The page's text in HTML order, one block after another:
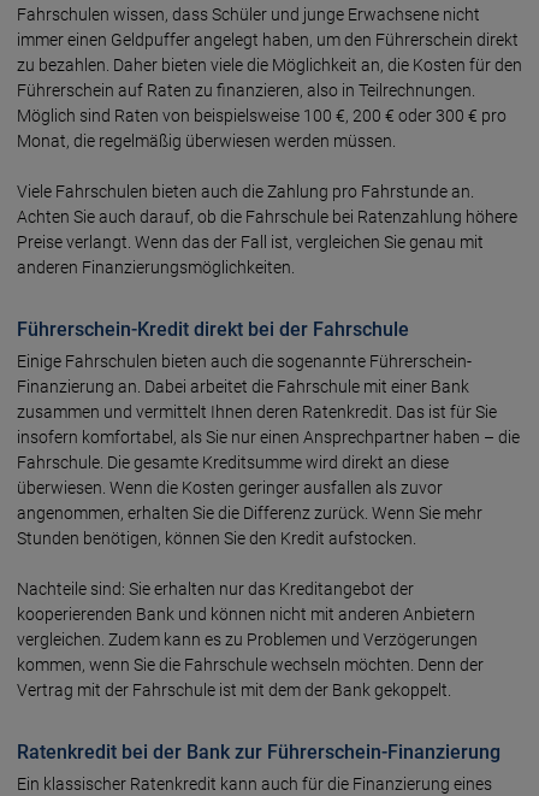
Fahrschulen wissen, dass Schüler und junge Erwachsene nicht
immer einen Geldpuffer angelegt haben, um den Führerschein direkt
zu bezahlen. Daher bieten viele die Möglichkeit an, die Kosten für den
Führerschein auf Raten zu finanzieren, also in Teilrechnungen.
Möglich sind Raten von beispielsweise 100 €, 200 € oder 300 € pro
Monat, die regelmäßig überwiesen werden müssen.
Viele Fahrschulen bieten auch die Zahlung pro Fahrstunde an.
Achten Sie auch darauf, ob die Fahrschule bei Ratenzahlung höhere
Preise verlangt. Wenn das der Fall ist, vergleichen Sie genau mit
anderen Finanzierungsmöglichkeiten.
Führerschein-Kredit direkt bei der Fahrschule
Einige Fahrschulen bieten auch die sogenannte Führerschein-
Finanzierung an. Dabei arbeitet die Fahrschule mit einer Bank
zusammen und vermittelt Ihnen deren Ratenkredit. Das ist für Sie
insofern komfortabel, als Sie nur einen Ansprechpartner haben – die
Fahrschule. Die gesamte Kreditsumme wird direkt an diese
überwiesen. Wenn die Kosten geringer ausfallen als zuvor
angenommen, erhalten Sie die Differenz zurück. Wenn Sie mehr
Stunden benötigen, können Sie den Kredit aufstocken.
Nachteile sind: Sie erhalten nur das Kreditangebot der
kooperierenden Bank und können nicht mit anderen Anbietern
vergleichen. Zudem kann es zu Problemen und Verzögerungen
kommen, wenn Sie die Fahrschule wechseln möchten. Denn der
Vertrag mit der Fahrschule ist mit dem der Bank gekoppelt.
Ratenkredit bei der Bank zur Führerschein-Finanzierung
Ein klassischer Ratenkredit kann auch für die Finanzierung eines